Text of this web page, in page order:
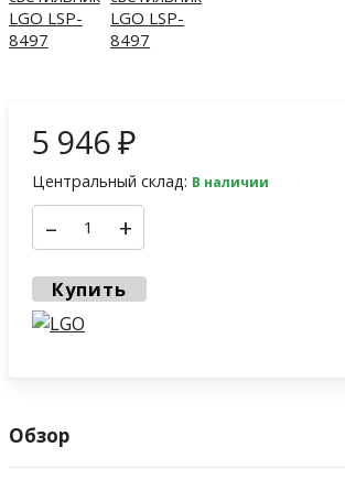
5 946₽
Центральный склад: В наличии
– +
Купить
Обзор